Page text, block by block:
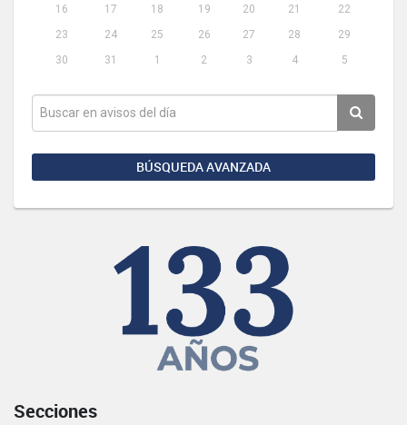
16
17 18 19 20 21
22
23
24 25 26 27 28
29
30
31 1 2 3 4 5
BÚSQUEDA AVANZADA
Secciones